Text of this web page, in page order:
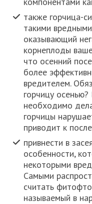
также горчица-
такими
оказывающий
корнеплоды
что осенний
более
вредителем.
горчицу
необходимо
горчицы
приводит к
привнести в
особенности,
некоторыми
Самыми
считать
называемый в